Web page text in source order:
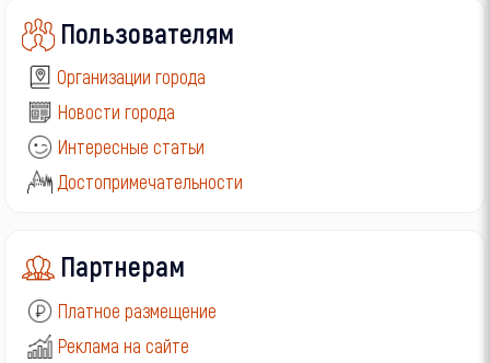
Пользователям
Организации города
Новости города
Интересные статьи
Достопримечательности
Партнерам
Платное размещение
Реклама на сайте